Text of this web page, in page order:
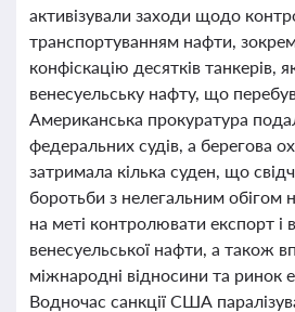
активізували заходи щодо
транспортуванням нафти,
конфіскацію десятків танкерів,
венесуельську нафту, що
Американська прокуратура
федеральних судів, а берегова
затримала кілька суден, що
боротьби з нелегальним обігом
на меті контролювати експорт і
венесуельської нафти, а також
міжнародні відносини та ринок
Водночас санкції США